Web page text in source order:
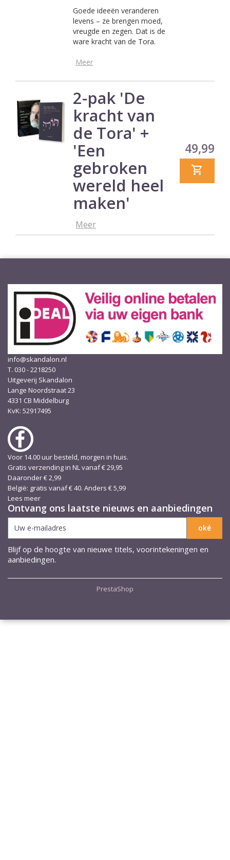
Goede ideeën veranderen
levens – ze brengen moed,
vreugde en zegen. Dat is de
ware kracht van de Tora.
Meer
2-pak 'De
kracht van
de Tora' +
'Een
gebroken
wereld heel
maken'
Meer
Prijs
49,99
info@skandalon.nl
T. 030 - 2218250
Uitgeverij Skandalon
Lange Noordstraat 23
4331 CB Middelburg
KvK: 52917495
Voor 14.00 uur besteld, morgen in huis.
Gratis verzending in NL vanaf € 29,95
Daaronder € 2,99
België: gratis vanaf € 40. Anders € 5,99
Lees meer
Ontvang ons laatste nieuws en aanbiedingen
Blijf op de hoogte van nieuwe titels, voorintekeningen en
aanbiedingen.
PrestaShop